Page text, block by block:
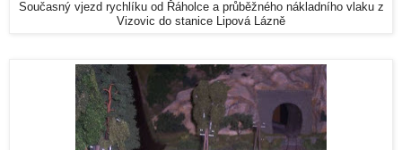
Současný vjezd rychlíku od Řáholce a průběžného nákladního vlaku z
Vizovic do stanice Lipová Lázně